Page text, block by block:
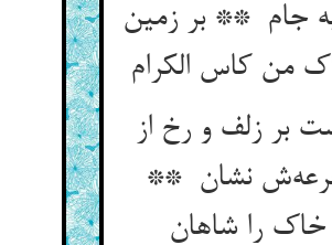
جام ** بر زمین
بر زلف و رخ از
نشان **
خاک را شاهان